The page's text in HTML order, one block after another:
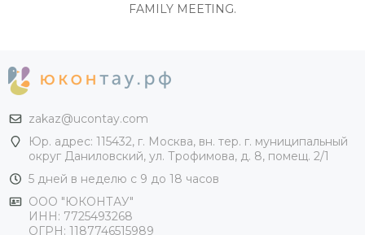
FAMILY MEETING.
zakaz@ucontay.com
Юр. адрес: 115432, г. Москва, вн. тер. г. муниципальный
округ Даниловский, ул. Трофимова, д. 8, помещ. 2/1
5 дней в неделю с 9 до 18 часов
ООО "ЮКОНТАУ"
ИНН: 7725493268
ОГРН: 1187746515989